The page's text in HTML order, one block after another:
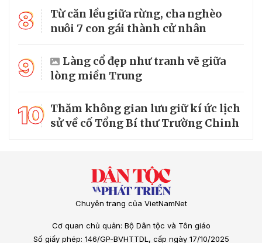
8
Từ căn lều giữa rừng, cha nghèo
nuôi 7 con gái thành cử nhân
9
Làng cổ đẹp như tranh vẽ giữa
lòng miền Trung
10 Thăm không gian lưu giữ kí ức lịch
sử về cố Tổng Bí thư Trường Chinh
Chuyên trang của VietNamNet
Cơ quan chủ quản: Bộ Dân tộc và Tôn giáo
Số giấy phép: 146/GP-BVHTTDL, cấp ngày 17/10/2025